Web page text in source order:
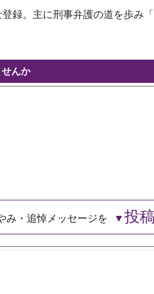
録。主に刑事弁護の道を歩み
んか
み・追悼メッセージを 投